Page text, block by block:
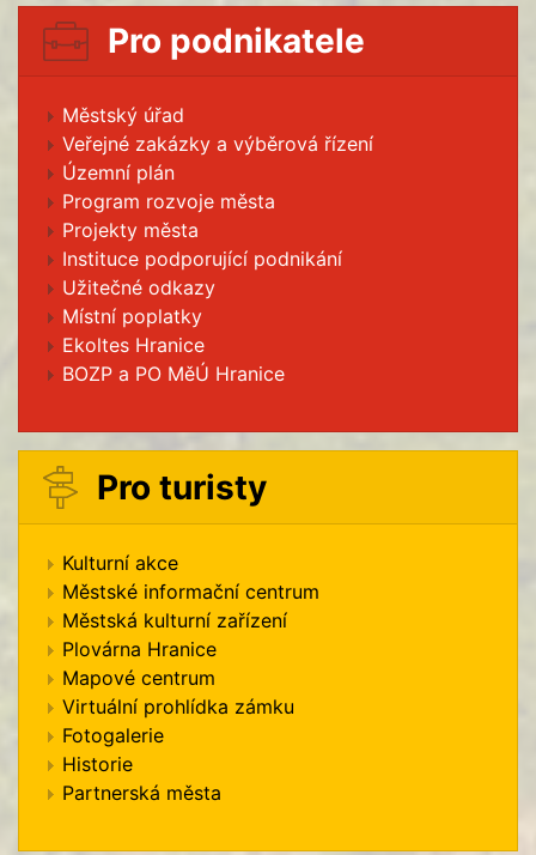
Pro podnikatele
Městský úřad
Veřejné zakázky a výběrová řízení
Územní plán
Program rozvoje města
Projekty města
Instituce podporující podnikání
Užitečné odkazy
Místní poplatky
Ekoltes Hranice
BOZP a PO MěÚ Hranice
Pro turisty
Kulturní akce
Městské informační centrum
Městská kulturní zařízení
Plovárna Hranice
Mapové centrum
Virtuální prohlídka zámku
Fotogalerie
Historie
Partnerská města